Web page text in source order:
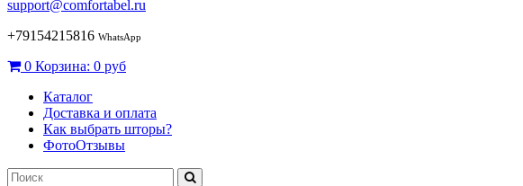
support@comfortabel.ru
+79154215816 WhatsApp
0 Корзина: 0 руб
Каталог
Доставка и оплата
Как выбрать шторы?
ФотоОтзывы